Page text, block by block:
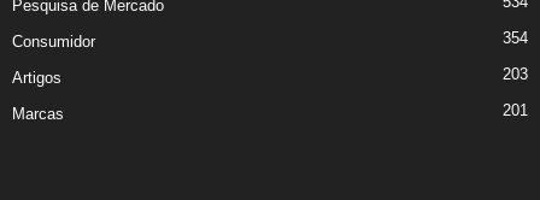
Pesquisa de Mercado
Consumidor 354
Artigos 203
Marcas 201